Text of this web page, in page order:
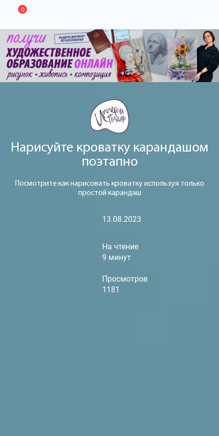
0
Нарисуйте кроватку карандашом
поэтапно
Посмотрите как нарисовать кроватку используя только
простой карандаш
13.08.2023
На чтение
9 минут
Просмотров
1181